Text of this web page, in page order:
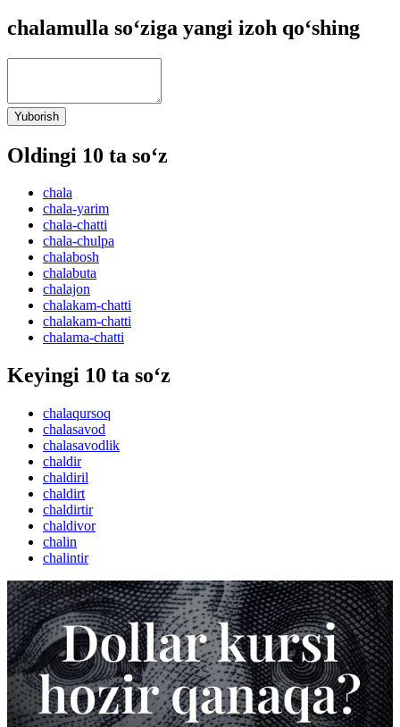
chalamulla so‘ziga yangi izoh qo‘shing
Yuborish
Oldingi 10 ta so‘z
chala
chala-yarim
chala-chatti
chala-chulpa
chalabosh
chalabuta
chalajon
chalakam-chatti
chalakam-chatti
chalama-chatti
Keyingi 10 ta so‘z
chalaqursoq
chalasavod
chalasavodlik
chaldir
chaldiril
chaldirt
chaldirtir
chaldivor
chalin
chalintir